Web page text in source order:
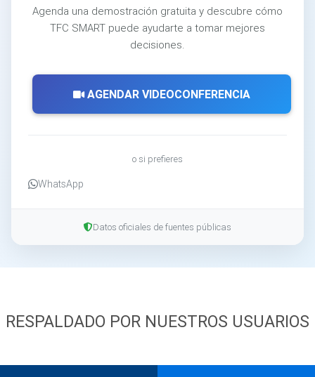
Agenda una demostración gratuita y descubre cómo
TFC SMART puede ayudarte a tomar mejores
decisiones.
AGENDAR VIDEOCONFERENCIA
o si prefieres
WhatsApp
Datos oficiales de fuentes públicas
RESPALDADO POR NUESTROS USUARIOS